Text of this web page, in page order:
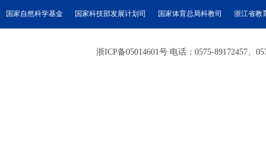
国家自然科学基金 国家科技部发展计划司 国家体育总局科教司 浙江省教
浙ICP备05014601号 电话：0575-89172457、